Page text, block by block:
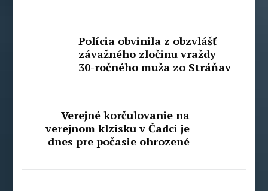
Polícia obvinila z obzvlášť
závažného zločinu vraždy
30-ročného muža zo Stráňav
Verejné korčulovanie na
verejnom klzisku v Čadci je
dnes pre počasie ohrozené